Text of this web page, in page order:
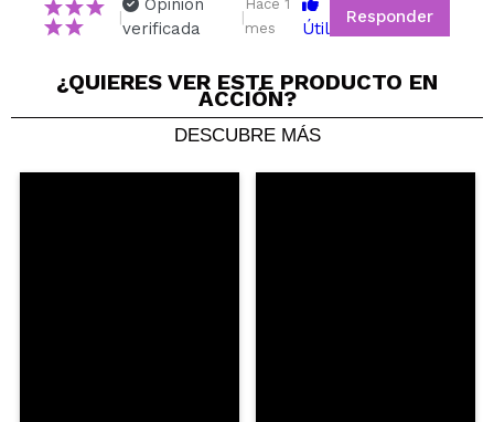
ENVIAR
|
Opinión
verificada
|
Hace 1
mes
Útil
Responder
¿QUIERES VER ESTE PRODUCTO EN
ACCIÓN?
DESCUBRE MÁS